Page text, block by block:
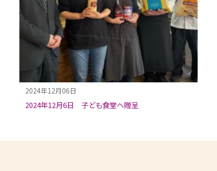
2024年12月06日
2024年12月6日 子ども食堂へ贈呈